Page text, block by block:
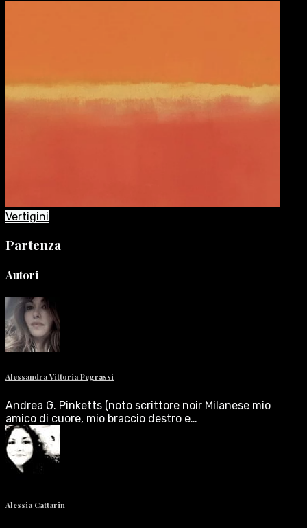
Vertigini
Partenza
Autori
Alessandra Vittoria Pegrassi
Andrea G. Pinketts (noto scrittore noir Milanese mio
amico di cuore, mio braccio destro e…
Alessia Cattarin